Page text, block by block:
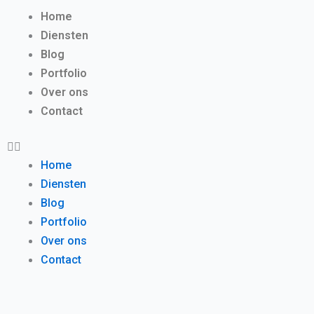
Home
Diensten
Blog
Portfolio
Over ons
Contact
Menu
Home
Diensten
Blog
Portfolio
Over ons
Contact